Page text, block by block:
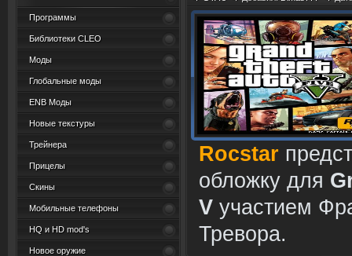
Программы
Библиотеки CLEO
Моды
Глобальные моды
ENB Моды
Новые текстуры
Трейнера
Прицелы
Скины
Мобильные телефоны
HQ и HD mod's
Новое оружие
Rocstar
обложку для
V участием
Тревора.